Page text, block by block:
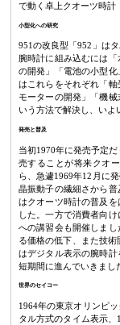
で動く卓上クオーツ時計
小型化への研究
951の改良型「952」は
腕時計に組み込むには
の開発」「電池の小型
はこれらをそれぞれ「
モーターの開発」「機
いう方法で解決し、いよ
発売と普及
当初1970年に発売予定
売することが将来クオ
ら、急遽1969年12月に
晶振動子の繊細さから
はクオーツ時計の普及
した。一方で消費者向
への講習会も開催しま
る価格の低下、また技
はデジタル表示の腕時
短期間に進んでいきまし
世界のセイコー
1964年の東京オリンピ
タル方式のタイム表示